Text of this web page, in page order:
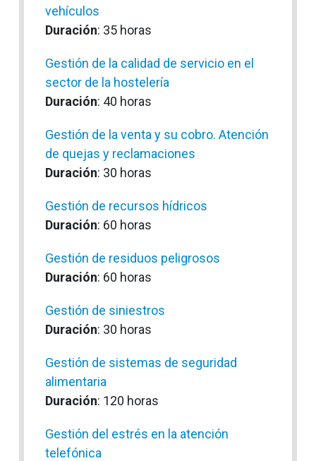
vehículos
Duración: 35 horas
Gestión de la calidad de servicio en el
sector de la hostelería
Duración: 40 horas
Gestión de la venta y su cobro. Atención
de quejas y reclamaciones
Duración: 30 horas
Gestión de recursos hídricos
Duración: 60 horas
Gestión de residuos peligrosos
Duración: 60 horas
Gestión de siniestros
Duración: 30 horas
Gestión de sistemas de seguridad
alimentaria
Duración: 120 horas
Gestión del estrés en la atención
telefónica